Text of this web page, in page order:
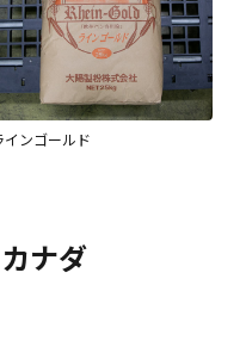
インゴールド
ナダ